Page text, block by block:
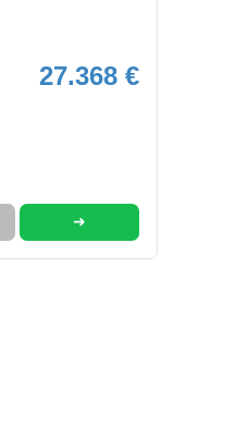
27.368 €
➜